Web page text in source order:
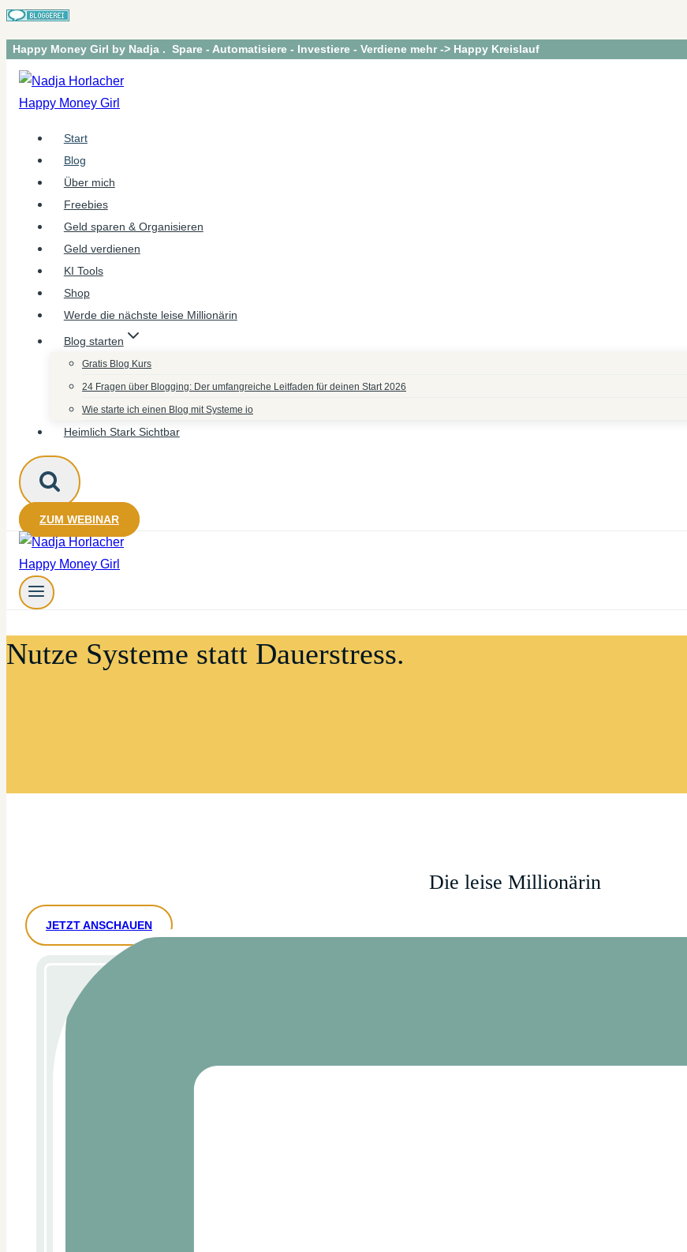
Zum
Inhalt
Happy Money Girl by Nadja . Spare - Automatisiere - Investiere - Verdiene mehr -> Happy Kreislauf
Start
Blog
Über mich
Freebies
Geld sparen & Organisieren
Geld verdienen
KI Tools
Shop
Werde die nächste leise Millionärin
Blog starten
Gratis Blog Kurs
24 Fragen über Blogging: Der umfangreiche Leitfaden für deinen Start 2026
Wie starte ich einen Blog mit Systeme io
Heimlich Stark Sichtbar
ZUM WEBINAR
Nutze Systeme statt Dauerstress.
Die leise Millionärin
JETZT ANSCHAUEN